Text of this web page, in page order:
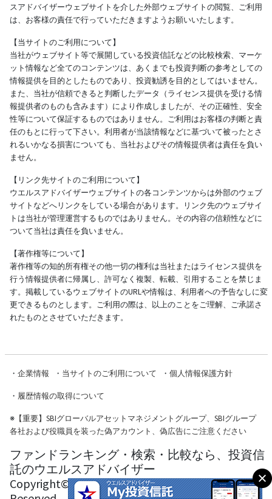
スアドバイザーウェブサイトを介した外部ウェブサイトの閲覧、ご利用
は、お客様の責任で行っていただきますようお願いいたします。
【当サイトのご利用について】
当社がウェブサイト等で展開している投資信託などの比較検索、マーケ
ット情報など全てのコンテンツは、あくまでも投資判断の参考としての
情報提供を目的としたものであり、投資勧誘を目的としてはいません。
また、当社が信頼できると判断したデータ（ライセンス提供を受ける情
報提供者のものも含みます）により作成しましたが、その正確性、安全
性等について保証するものではありません。ご利用はお客様の判断と責
任のもとに行って下さい。利用者が当該情報などに基づいて被ったとさ
れるいかなる損害についても、当社およびその情報提供者は責任を負い
ません。
【リンク先サイトのご利用について】
ウエルスアドバイザーウェブサイトの各コンテンツからは外部のウェブ
サイトなどへリンクをしている場合があります。リンク先のウェブサイ
トは当社が管理運営するものではありません。その内容の信頼性などに
ついて当社は責任を負いません。
【著作権等について】
著作権等の知的所有権その他一切の権利は当社またはライセンス提供を
行う情報提供者に帰属し、許可なく複製、転載、引用することを禁じま
す。掲載しているウェブサイトのURLや情報は、利用者への予告なしに変
更できるものとします。ご利用の際は、以上のことをご理解、ご承諾さ
れたものとさせていただきます。
・ 企業情報 ・ 当サイトのご利用について ・ 個人情報保護方針
・ 履歴情報の取得について
※【重要】SBIグローバルアセットマネジメントグループ、SBIグループ
各社および役職員を装った偽アカウント、偽広告にご注意ください
ファンドランキング・検索・比較なら、投資信
託のウエルスアドバイザー
Copyright© Wealth Advisor Co., Ltd. All Rights